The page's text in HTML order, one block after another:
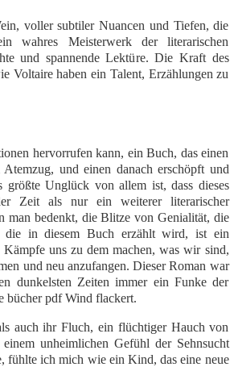
voller subtiler Nuancen und Tiefen, die
wahres Meisterwerk der literarischen
und spannende Lektüre. Die Kraft des
Voltaire haben ein Talent, Erzählungen zu
hervorrufen kann, ein Buch, das einen
und einen danach erschöpft und
größte Unglück von allem ist, dass dieses
Zeit als nur ein weiterer literarischer
man bedenkt, die Blitze von Genialität, die
die in diesem Buch erzählt wird, ist ein
uns zu dem machen, was wir sind,
und neu anzufangen. Dieser Roman war
dunkelsten Zeiten immer ein Funke der
bücher pdf Wind flackert.
auch ihr Fluch, ein flüchtiger Hauch von
unheimlichen Gefühl der Sehnsucht
fühlte ich mich wie ein Kind, das eine neue